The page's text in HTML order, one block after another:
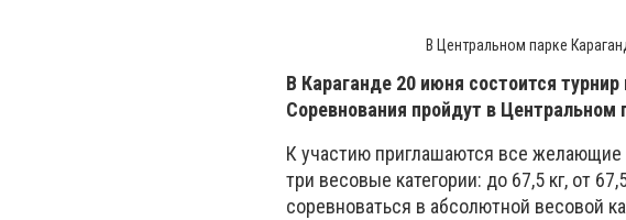
В Центральном парке
В Караганде 20 июня состоится
Соревнования пройдут в Центральном
К участию приглашаются все
три весовые категории: до 67,5 кг, от
соревноваться в абсолютной весовой